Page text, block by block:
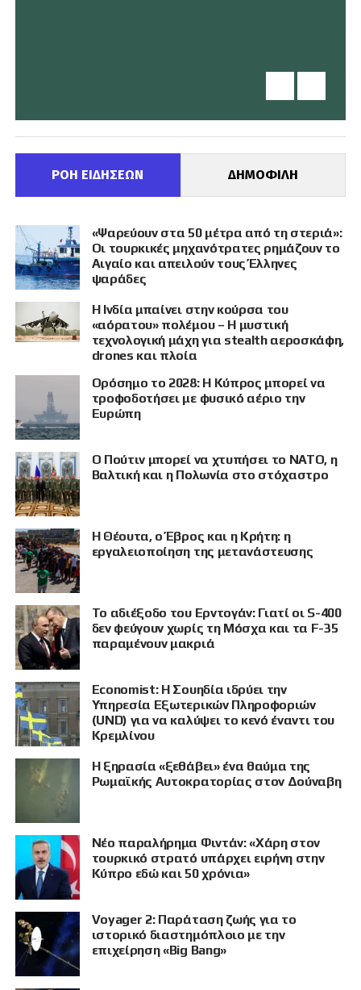
ΠΡΟΒΟΛΗ
ΡΟΗ ΕΙΔΗΣΕΩΝ ΔΗΜΟΦΙΛΗ
«Ψαρεύουν στα 50 μέτρα από τη στεριά»:
Οι τουρκικές μηχανότρατες ρημάζουν το
Αιγαίο και απειλούν τους Έλληνες
ψαράδες
Η Ινδία μπαίνει στην κούρσα του
«αόρατου» πολέμου – Η μυστική
τεχνολογική μάχη για stealth αεροσκάφη,
drones και πλοία
Ορόσημο το 2028: Η Κύπρος μπορεί να
τροφοδοτήσει με φυσικό αέριο την
Ευρώπη
Ο Πούτιν μπορεί να χτυπήσει το ΝΑΤΟ, η
Βαλτική και η Πολωνία στο στόχαστρο
Η Θέουτα, ο Έβρος και η Κρήτη: η
εργαλειοποίηση της μετανάστευσης
Το αδιέξοδο του Ερντογάν: Γιατί οι S-400
δεν φεύγουν χωρίς τη Μόσχα και τα F-35
παραμένουν μακριά
Economist: Η Σουηδία ιδρύει την
Υπηρεσία Εξωτερικών Πληροφοριών
(UND) για να καλύψει το κενό έναντι του
Κρεμλίνου
Η ξηρασία «ξεθάβει» ένα θαύμα της
Ρωμαϊκής Αυτοκρατορίας στον Δούναβη
Νέο παραλήρημα Φιντάν: «Χάρη στον
τουρκικό στρατό υπάρχει ειρήνη στην
Κύπρο εδώ και 50 χρόνια»
Voyager 2: Παράταση ζωής για το
ιστορικό διαστημόπλοιο με την
επιχείρηση «Big Bang»